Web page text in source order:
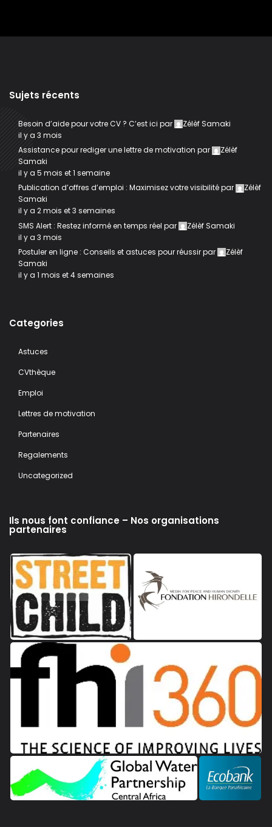
Sujets récents
Besoin d’aide pour votre CV ? C’est ici par
Zélèf Samaki
il y a 3 mois
Assistance pour rediger une lettre de motivation par
Zélèf
Samaki
il y a 5 mois et 1 semaine
Publication d’offres d’emploi : Maximisez votre visibilitépar
Zélèf
Samaki
il y a 2 mois et 3 semaines
SMS Alert : Restez informé en temps réel par
Zélèf Samaki
il y a 3 mois
Postuler en ligne : Conseils et astuces pour réussirpar
Zélèf
Samaki
il y a 1 mois et 4 semaines
Categories
Astuces
CVthèque
Emploi
Lettres de motivation
Partenaires
Regalements
Uncategorized
Ils nous font confiance – Nos organisations
partenaires